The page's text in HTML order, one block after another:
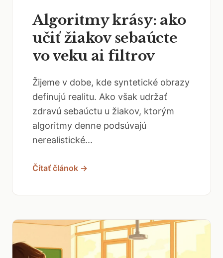
Algoritmy krásy: ako
učiť žiakov sebaúcte
vo veku ai filtrov
Žijeme v dobe, kde syntetické obrazy
definujú realitu. Ako však udržať
zdravú sebaúctu u žiakov, ktorým
algoritmy denne podsúvajú
nerealistické...
Čítať článok →